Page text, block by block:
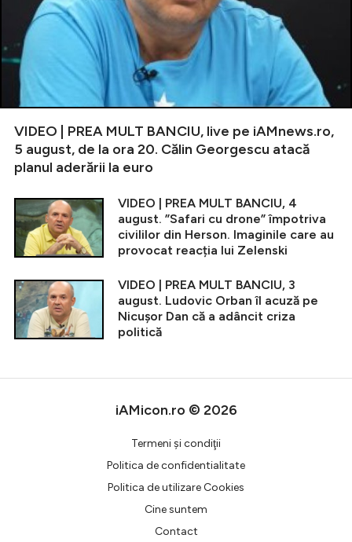
VIDEO | PREA MULT BANCIU, live pe iAMnews.ro,
5 august, de la ora 20. Călin Georgescu atacă
planul aderării la euro
VIDEO | PREA MULT BANCIU, 4
august. ”Safari cu drone” împotriva
civililor din Herson. Imaginile care au
provocat reacția lui Zelenski
VIDEO | PREA MULT BANCIU, 3
august. Ludovic Orban îl acuză pe
Nicușor Dan că a adâncit criza
politică
iAMicon.ro © 2026
Termeni şi condiţii
Politica de confidentialitate
Politica de utilizare Cookies
Cine suntem
Contact